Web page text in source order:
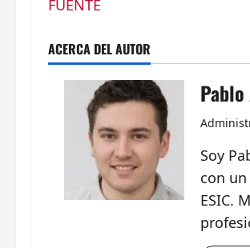
FUENTE
ACERCA DEL AUTOR
Soy
con
ESIC.